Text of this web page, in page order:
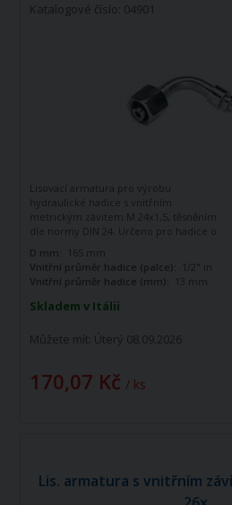
Katalogové číslo: 04901
Skladem v Itálii
Můžete mít: Úterý 08.09.2026
170,07 Kč / ks
Lisovací armatura pro výrobu
hydraulické hadice s vnitřním
metrickým závitem M 24x1,5, těsněním
dle normy DIN 24. Určeno pro hadice o
stupňů.
D mm:
16S mm
Vnitřní průměr hadice (palce):
1/2" in
Vnitřní průměr hadice (mm):
13 mm
Lis. armatura s vnitřním